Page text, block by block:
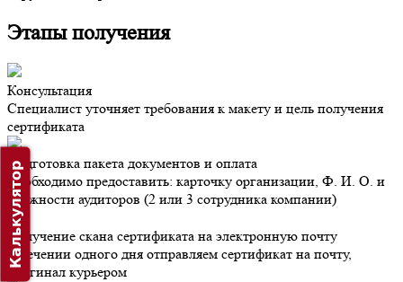
Этапы получения
Консультация
Специалист уточняет требования к макету и цель получения
сертификата
Подготовка пакета документов и оплата
Необходимо предоставить: карточку организации, Ф. И. О. и
должности аудиторов (2 или 3 сотрудника компании)
Получение скана сертификата на электронную почту
В течении одного дня отправляем сертификат на почту,
оригинал курьером
Калькулятор